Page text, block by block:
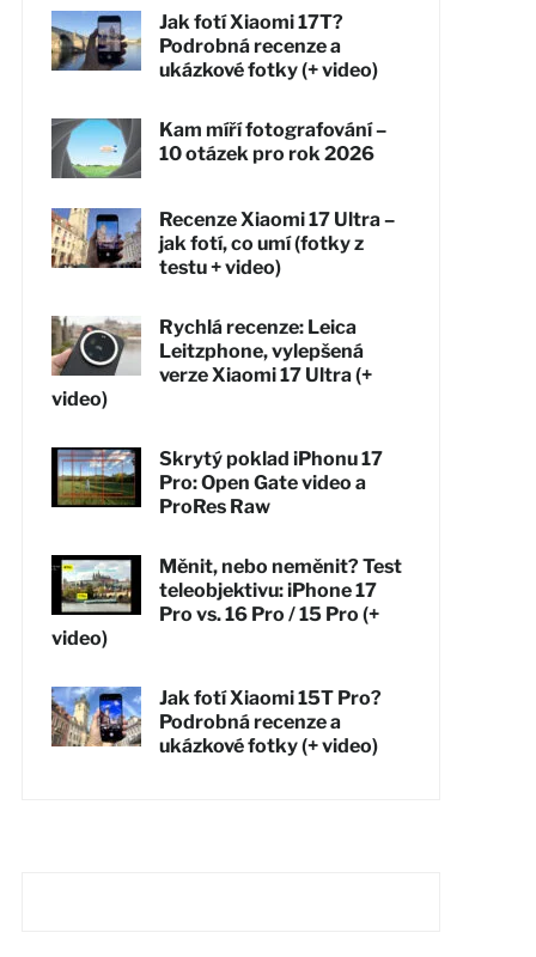
Jak fotí Xiaomi 17T?
Podrobná recenze a
ukázkové fotky (+ video)
Kam míří fotografování –
10 otázek pro rok 2026
Recenze Xiaomi 17 Ultra –
jak fotí, co umí (fotky z
testu + video)
Rychlá recenze: Leica
Leitzphone, vylepšená
verze Xiaomi 17 Ultra (+
video)
Skrytý poklad iPhonu 17
Pro: Open Gate video a
ProRes Raw
Měnit, nebo neměnit? Test
teleobjektivu: iPhone 17
Pro vs. 16 Pro / 15 Pro (+
video)
Jak fotí Xiaomi 15T Pro?
Podrobná recenze a
ukázkové fotky (+ video)